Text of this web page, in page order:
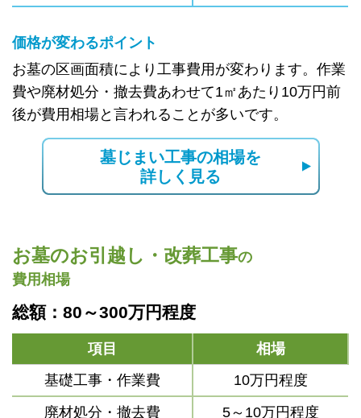
価格が変わるポイント
お墓の区画面積により工事費用が変わります。作業
費や廃材処分・撤去費あわせて1㎡あたり10万円前
後が費用相場と言われることが多いです。
墓じまい工事の相場を
詳しく見る
お墓のお引越し・改葬工事の
費用相場
総額：80～300万円程度
項目
相場
基礎工事・作業費
10万円程度
廃材処分・撤去費
5～10万円程度